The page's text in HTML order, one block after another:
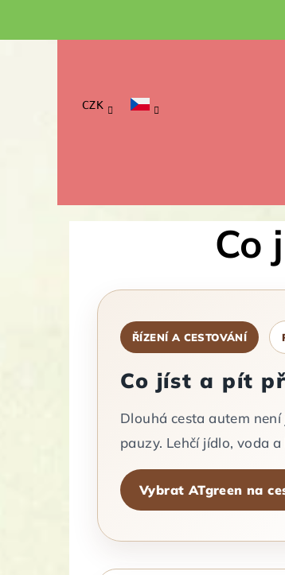
CZK
Co
ŘÍZENÍ A CESTOVÁNÍ
Co jíst a pít
Dlouhá cesta autem
pauzy. Lehčí jídlo, voda
Vybrat ATgreen na